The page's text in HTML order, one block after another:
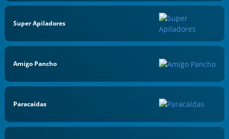
Super Apiladores
Amigo Pancho
Paracaídas